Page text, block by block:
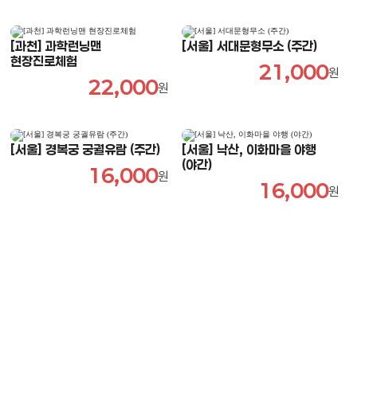
[과천] 과학런닝맨
현장진로체험
22,000원
[서울] 서대문형무소 (주간)
21,000원
[서울] 경복궁 궁궐유람 (주간)
16,000원
[서울] 낙산, 이화마을 야행
(야간)
16,000원